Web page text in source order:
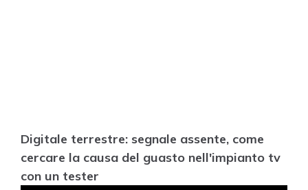
Digitale terrestre: segnale assente, come
cercare la causa del guasto nell'impianto tv
con un tester